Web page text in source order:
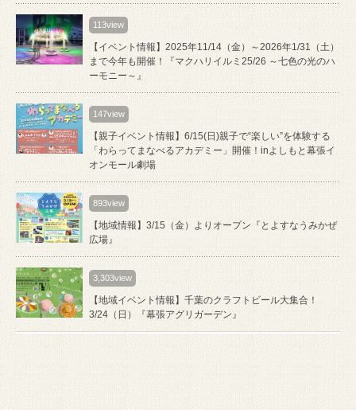
113view
【イベント情報】2025年11/14（金）～2026年1/31（土）
まで今年も開催！『マクハリイルミ25/26 ～七色の光のハ
ーモニー～』
147view
【親子イベント情報】6/15(日)親子で“楽しい”を体験する
「わらってまなべるアカデミー」開催！inよしもと幕張イ
オンモール劇場
893view
【地域情報】3/15（金）よりオープン『とよすなうみかぜ
広場』
3,303view
【地域イベント情報】千葉のクラフトビール大集合！
3/24（日）『幕張アグリガーデン』